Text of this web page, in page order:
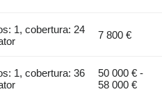
1, cobertura: 24
7 800 €
1, cobertura: 36
50 000 € -
58 000 €